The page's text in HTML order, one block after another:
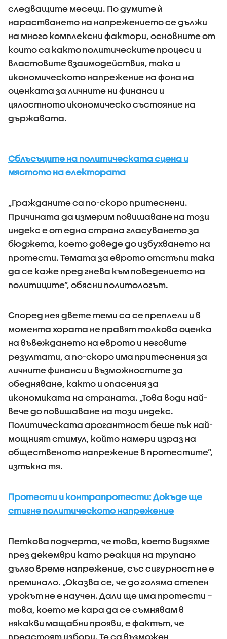
следващите месеци. По думите ѝ
нарастването на напрежението се дължи
на много комплексни фактори, основните от
които са както политическите процеси и
властовите взаимодействия, така и
икономическото напрежение на фона на
оценката за личните ни финанси и
цялостното икономическо състояние на
държавата.
Сблъсъците на политическата сцена и
мястото на електората
„Гражданите са по-скоро притеснени.
Причината да измерим повишаване на този
индекс е от една страна гласуването за
бюджета, което доведе до избухването на
протести. Темата за еврото отстъпи така
да се каже пред гнева към поведението на
политиците”, обясни политологът.
Според нея двете теми са се преплели и в
момента хората не правят толкова оценка
на въвеждането на еврото и неговите
резултати, а по-скоро има притеснения за
личните финанси и възможностите за
обедняване, както и опасения за
икономиката на страната. „Това води най-
вече до повишаване на този индекс.
Политическата арогантност беше пък най-
мощният стимул, който намери израз на
общественото напрежение в протестите”,
изтъкна тя.
Протести и контрапротести: Докъде ще
стигне политическото напрежение
Петкова подчерта, че това, което видяхме
през декември като реакция на трупано
дълго време напрежение, със сигурност не е
преминало. „Оказва се, че до голяма степен
урокът не е научен. Дали ще има протести –
това, което ме кара да се съмнявам в
някакви мащабни прояви, е фактът, че
предстоят избори. Те са възможен